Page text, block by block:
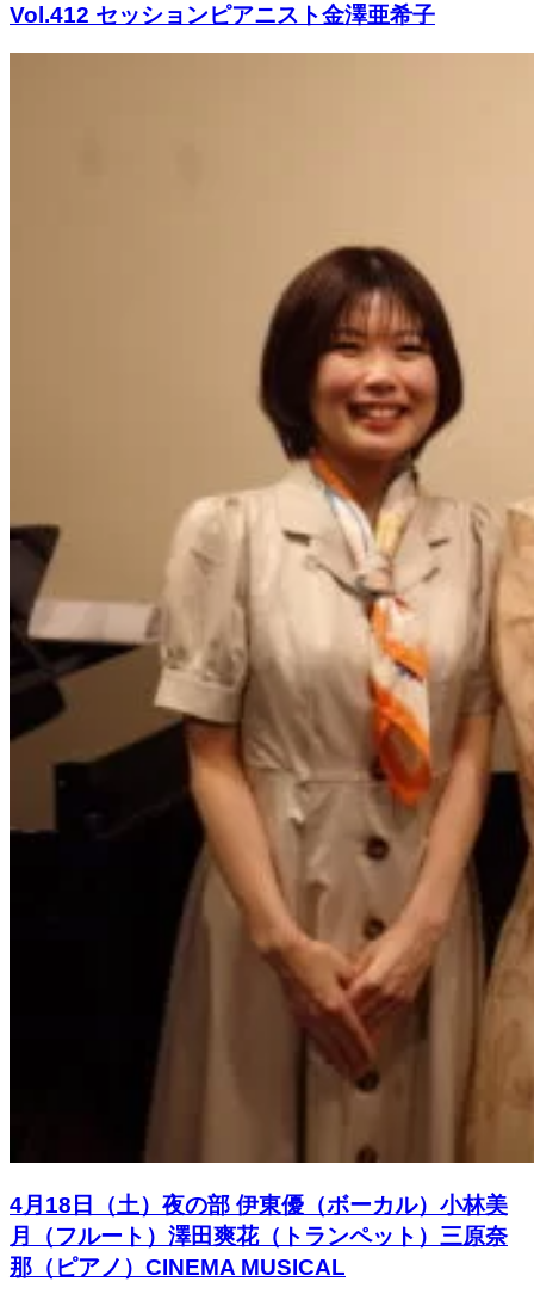
Vol.412 セッションピアニスト金澤亜希子
4月18日（土）夜の部 伊東優（ボーカル）小林美
月（フルート）澤田爽花（トランペット）三原奈
那（ピアノ）CINEMA MUSICAL